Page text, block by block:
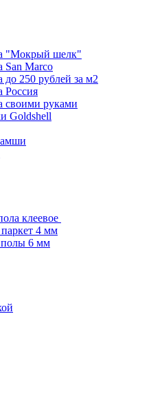
"Мокрый шелк"
San Marco
до 250 рублей за м2
Россия
своими руками
Goldshell
клеевое
4 мм
полы 6 мм